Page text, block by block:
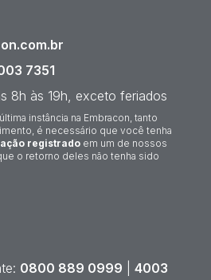
7351
8h às 19h, exceto feriados
instância na Embracon, tanto
é necessário que você tenha
registrado em um de nossos
o retorno deles não tenha sido
0800 889 0999
4003